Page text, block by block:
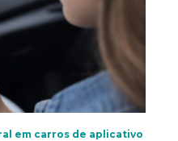
em carros de aplicativo